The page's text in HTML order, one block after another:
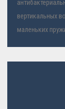
вертикальных
маленьких